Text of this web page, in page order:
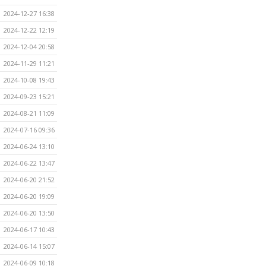
2024-12-27 16:38
2024-12-22 12:19
2024-12-04 20:58
2024-11-29 11:21
2024-10-08 19:43
2024-09-23 15:21
2024-08-21 11:09
2024-07-16 09:36
2024-06-24 13:10
2024-06-22 13:47
2024-06-20 21:52
2024-06-20 19:09
2024-06-20 13:50
2024-06-17 10:43
2024-06-14 15:07
2024-06-09 10:18